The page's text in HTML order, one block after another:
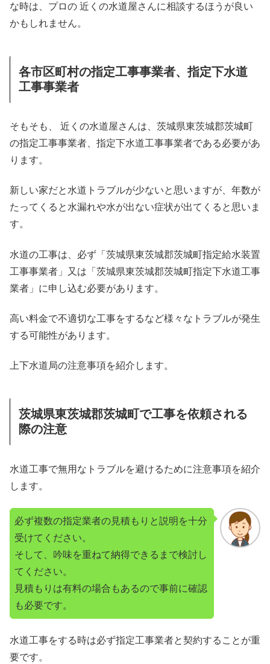
な時は、プロの 近くの水道屋さんに相談するほうが良い
かもしれません。
各市区町村の指定工事事業者、指定下水道
工事事業者
そもそも、 近くの水道屋さんは、茨城県東茨城郡茨城町
の指定工事事業者、指定下水道工事事業者である必要があ
ります。
新しい家だと水道トラブルが少ないと思いますが、年数が
たってくると水漏れや水が出ない症状が出てくると思いま
す。
水道の工事は、必ず「茨城県東茨城郡茨城町指定給水装置
工事事業者」又は「茨城県東茨城郡茨城町指定下水道工事
業者」に申し込む必要があります。
高い料金で不適切な工事をするなど様々なトラブルが発生
する可能性があります。
上下水道局の注意事項を紹介します。
茨城県東茨城郡茨城町で工事を依頼される
際の注意
水道工事で無用なトラブルを避けるために注意事項を紹介
します。
必ず複数の指定業者の見積もりと説明を十分
受けてください。
そして、吟味を重ねて納得できるまで検討し
てください。
見積もりは有料の場合もあるので事前に確認
も必要です。
水道工事をする時は必ず指定工事業者と契約することが重
要です。